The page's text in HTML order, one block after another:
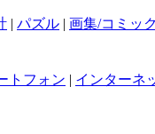
| パズル | 画集/コミッ
トフォン | インターネ